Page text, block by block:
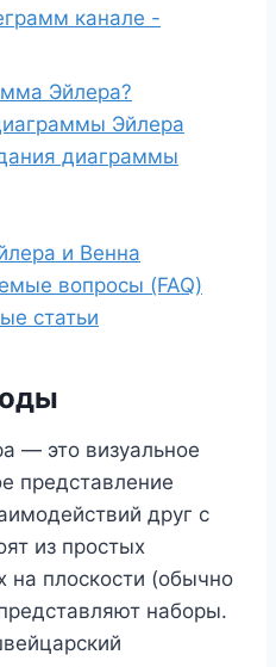
канале -
Эйлера?
Эйлера
диаграммы
и Венна
вопросы (FAQ)
статьи
— это визуальное
представление
друг с
из простых
на плоскости (обычно
наборы.